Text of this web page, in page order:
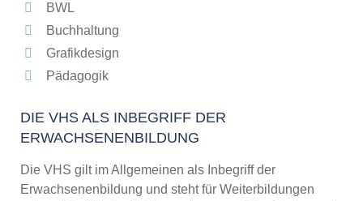
BWL
Buchhaltung
Grafikdesign
Pädagogik
DIE VHS ALS INBEGRIFF DER
ERWACHSENENBILDUNG
Die VHS gilt im Allgemeinen als Inbegriff der
Erwachsenenbildung und steht für Weiterbildungen